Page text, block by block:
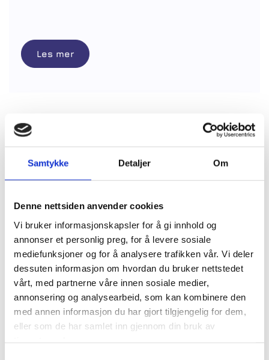
Samtykke Detaljer Om
Denne nettsiden anvender cookies
Vi bruker informasjonskapsler for å gi innhold og
annonser et personlig preg, for å levere sosiale
mediefunksjoner og for å analysere trafikken vår. Vi deler
dessuten informasjon om hvordan du bruker nettstedet
vårt, med partnerne våre innen sosiale medier,
annonsering og analysearbeid, som kan kombinere den
med annen informasjon du har gjort tilgjengelig for dem,
eller som de har samlet inn gjennom din bruk av
Les mer
Foredrag
Foredrag blant annet om personligutvikling,
stressmestring, bedre prestasjoner, personlig
kommunikasjon, reduksjon av sykefravær, økt
trivsel og motivasjon.
Les mer